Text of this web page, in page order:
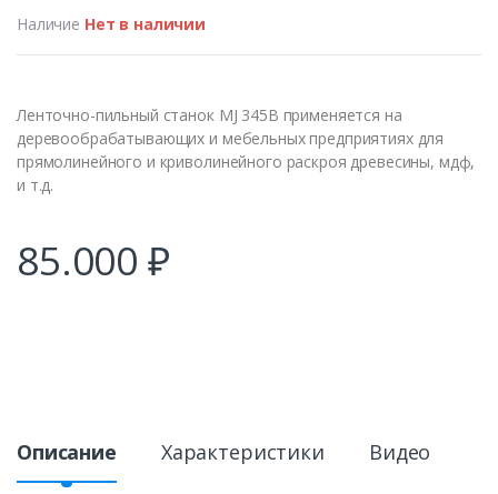
Наличие Нет в наличии
Ленточно-пильный станок MJ 345B применяется на
деревообрабатывающих и мебельных предприятиях для
прямолинейного и криволинейного раскроя древесины, мдф,
и т.д.
85.000₽
Описание Характеристики Видео